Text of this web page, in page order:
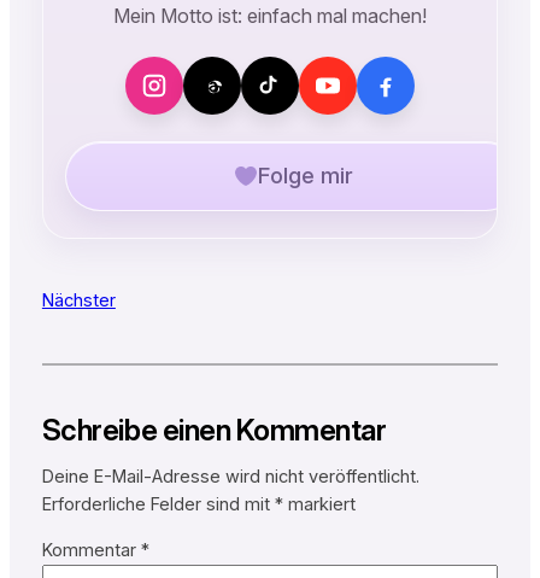
Mein Motto ist: einfach mal machen!
Folge mir
Nächster
Schreibe einen Kommentar
Deine E-Mail-Adresse wird nicht veröffentlicht.
Erforderliche Felder sind mit *markiert
Kommentar *